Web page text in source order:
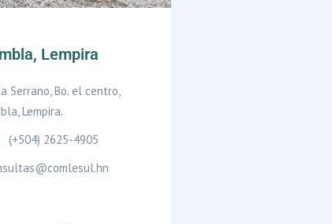
Lempira
Serrano, Bo. el centro,
Lempira.
(+504) 2625-4905